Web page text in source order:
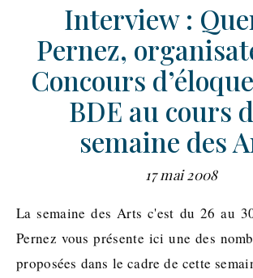
Interview :
Pernez,
Concours
BDE au cours
semaine des
17 mai 2008
La semaine des Arts c'est du 26 au 30 mai... Quentin
Pernez vous présente ici une des
proposées dans le cadre de cette